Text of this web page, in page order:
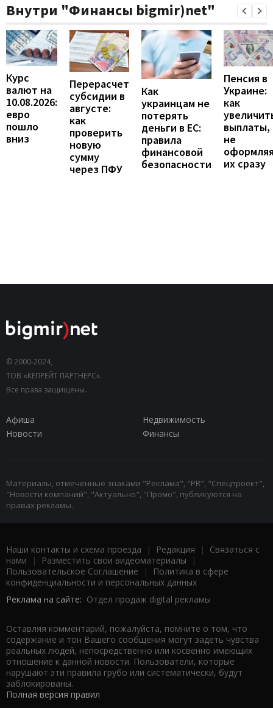
Внутри "Финансы bigmir)net"
Курс
валют на
10.08.2026:
евро
пошло
вниз
Перерасчет
субсидии в
августе:
как
проверить
новую
сумму
через ПФУ
Как
украинцам не
потерять
деньги в ЕС:
правила
финансовой
безопасности
Пенсия в
Украине:
как
выплаты,
не
их сразу
© 2000-2024,
ТОВ «КЕПРЕЙТ ПАРТНЕРС».
Все права защищены.
Афиша
Недвижимость
Новости
Финансы
Материалы, отмеченные знаками "Реклама", "PR", "Спецпроект",
"Новости компаний", "Актуально", "Промо", публикуются на
правах рекламы.
Наши контакты и схема проезда | Редакция | Связаться с
нами | Разместить свои видеоматериалы |
Пользовательское Соглашение |
Политика в сфере
конфиденциальности и персональных данных
Реклама на сайте: Отдел продаж digital рекламы
Оставляя комментарий, пожалуйста, помните о том, что
содержание и тон Вашего сообщения могут задеть чувства
реальных людей, непосредственно или косвенно имеющих
отношение к данной новости. Пользователи, которые
нарушают эти правила грубо или систематически, будут
заблокированы.
Полная версия правил